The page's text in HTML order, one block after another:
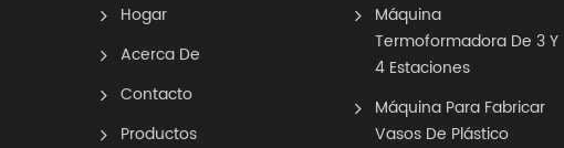
Hogar
Acerca De
Contacto
Productos
Máquina
Termoformadora De 3 Y
4 Estaciones
Máquina Para Fabricar
Vasos De Plástico